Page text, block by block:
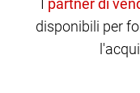
disponibili per